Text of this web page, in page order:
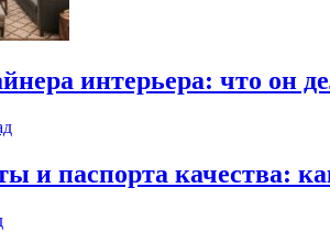
интерьера: что он
и паспорта качества: